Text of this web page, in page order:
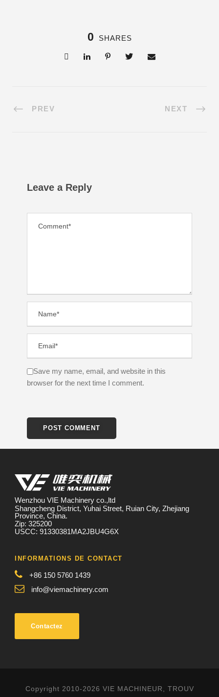
0 SHARES
PREV NEXT
Leave a Reply
Save my name, email, and website in this
browser for the next time I comment.
Wenzhou VIE Machinery co.,ltd
Shangcheng District, Yuhai Street, Ruian City, Zhejiang
Province, China.
Zip: 325200
USCC: 91330381MA2JBU4G6X
INFORMATIONS DE CONTACT
+86 150 5760 1439
info@viemachinery.com
Contactez
Copyright 2010-2026 VIE MACHINEUR, TROUV